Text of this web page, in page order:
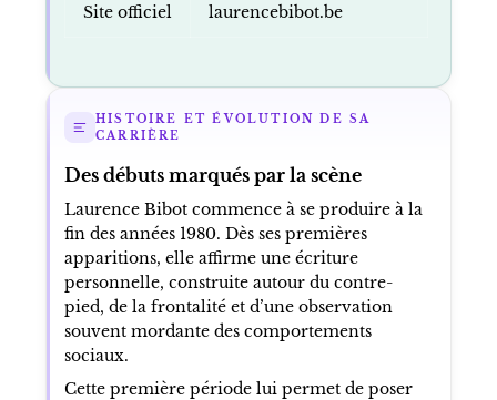
Site officiel laurencebibot.be
HISTOIRE ET ÉVOLUTION DE SA
CARRIÈRE
Des débuts marqués par la scène
Laurence Bibot commence à se produire à la
fin des années 1980. Dès ses premières
apparitions, elle affirme une écriture
personnelle, construite autour du contre-
pied, de la frontalité et d’une observation
souvent mordante des comportements
sociaux.
Cette première période lui permet de poser